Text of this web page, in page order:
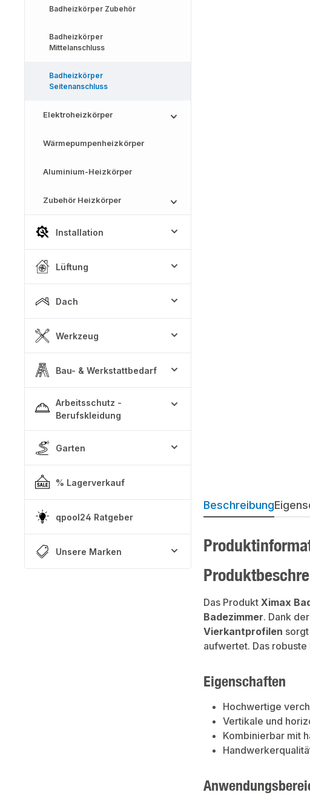
Badheizkörper Zubehör
Badheizkörper
Mittelanschluss
Badheizkörper
Seitenanschluss
Elektroheizkörper
Wärmepumpenheizkörper
Aluminium-Heizkörper
Zubehör Heizkörper
Installation
Lüftung
Dach
Werkzeug
Bau- & Werkstattbedarf
Arbeitsschutz -
Berufskleidung
Garten
% Lagerverkauf
qpool24 Ratgeber
Unsere Marken
Beschreibung
Das Produkt Ximax
Badezimmer. Dank der
Vierkantprofilen
aufwertet. Das
Eigenschaften
Hochwertige
Vertikale und
Kombinierbar mit